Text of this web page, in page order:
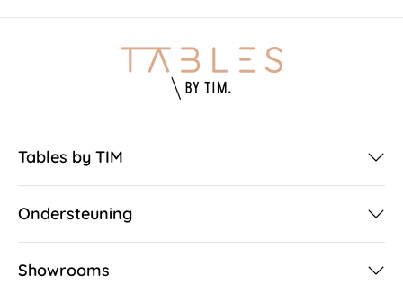
Tables by TIM
Ondersteuning
Showrooms